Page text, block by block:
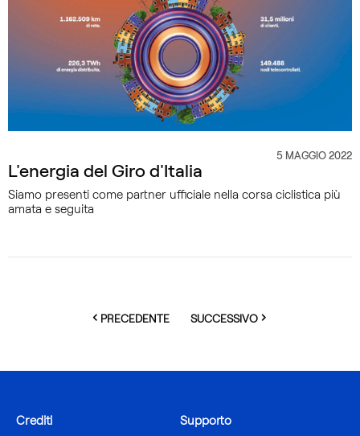
5 MAGGIO 2022
L'energia del Giro d'Italia
Siamo presenti come partner ufficiale nella corsa ciclistica più
amata e seguita
PRECEDENTE PAGESUCCESSIVO PAGE
Crediti Supporto